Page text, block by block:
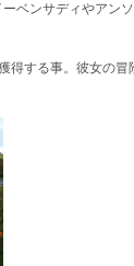
ベンサディやアン
得する事。彼女の